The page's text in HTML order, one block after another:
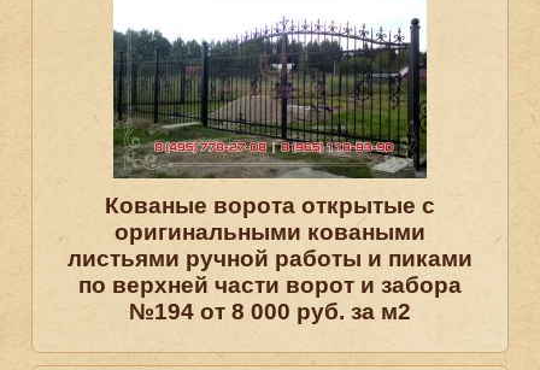
Кованые ворота открытые с
оригинальными коваными
листьями ручной работы и пиками
по верхней части ворот и забора
№194 от 8 000 руб. за м2